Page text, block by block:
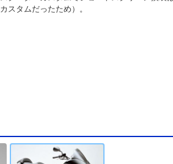
カスタムだったため）。